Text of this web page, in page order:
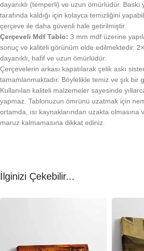
dayanıklı (temperli) ve uzun ömürlüdür. Baskı
tarafında kaldığı için kolayca temizliğini
çerçeve ile daha güvenli hale getirilmiştir.
Çerçeveli Mdf Tablo: 3 mm mdf üzerine
sonuç ve kaliteli görünüm elde edilmektedir.
dayanıklı, hafif ve uzun ömürlüdür.
Çerçevelerin arkası kapatılarak çelik askı
tamamlanmaktadır. Böylelikle temiz ve şık bir
Kullanılan kaliteli malzemeler sayesinde
yapmaz. Tablonuzun ömrünü uzatmak için
ortamda, ısı kaynaklarından uzakta olmasına
maruz kalmamasına dikkat ediniz.
İlginizi Çekebilir...